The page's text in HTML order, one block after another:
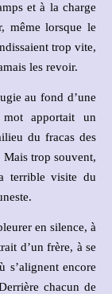
et à la charge
même lorsque le
trop vite,
les revoir.
au fond d’une
mot apportait un
du fracas des
Mais trop souvent,
terrible visite du
en silence, à
d’un frère, à se
s’alignent encore
chacun de